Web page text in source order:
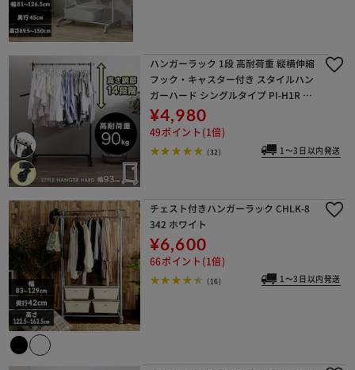
ハンガーラック 1段 高耐荷重 縦横伸縮
フック・キャスター付き スタイルハン
ガーハード シングルタイプ PI-H1R ブ
ラック
¥4,980
49ポイント(1倍)
(32) 1～3日以内発送
チェスト付きハンガーラック CHLK-8
342 ホワイト
¥6,600
66ポイント(1倍)
(16) 1～3日以内発送